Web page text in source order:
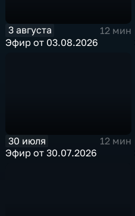
3 августа
12 мин
Эфир от 03.08.2026
30 июля
12 мин
Эфир от 30.07.2026